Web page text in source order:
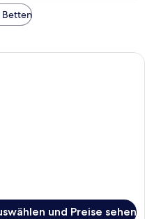
Betten
Hotelzimmer mit Bett, Holz-
und Preise sehen